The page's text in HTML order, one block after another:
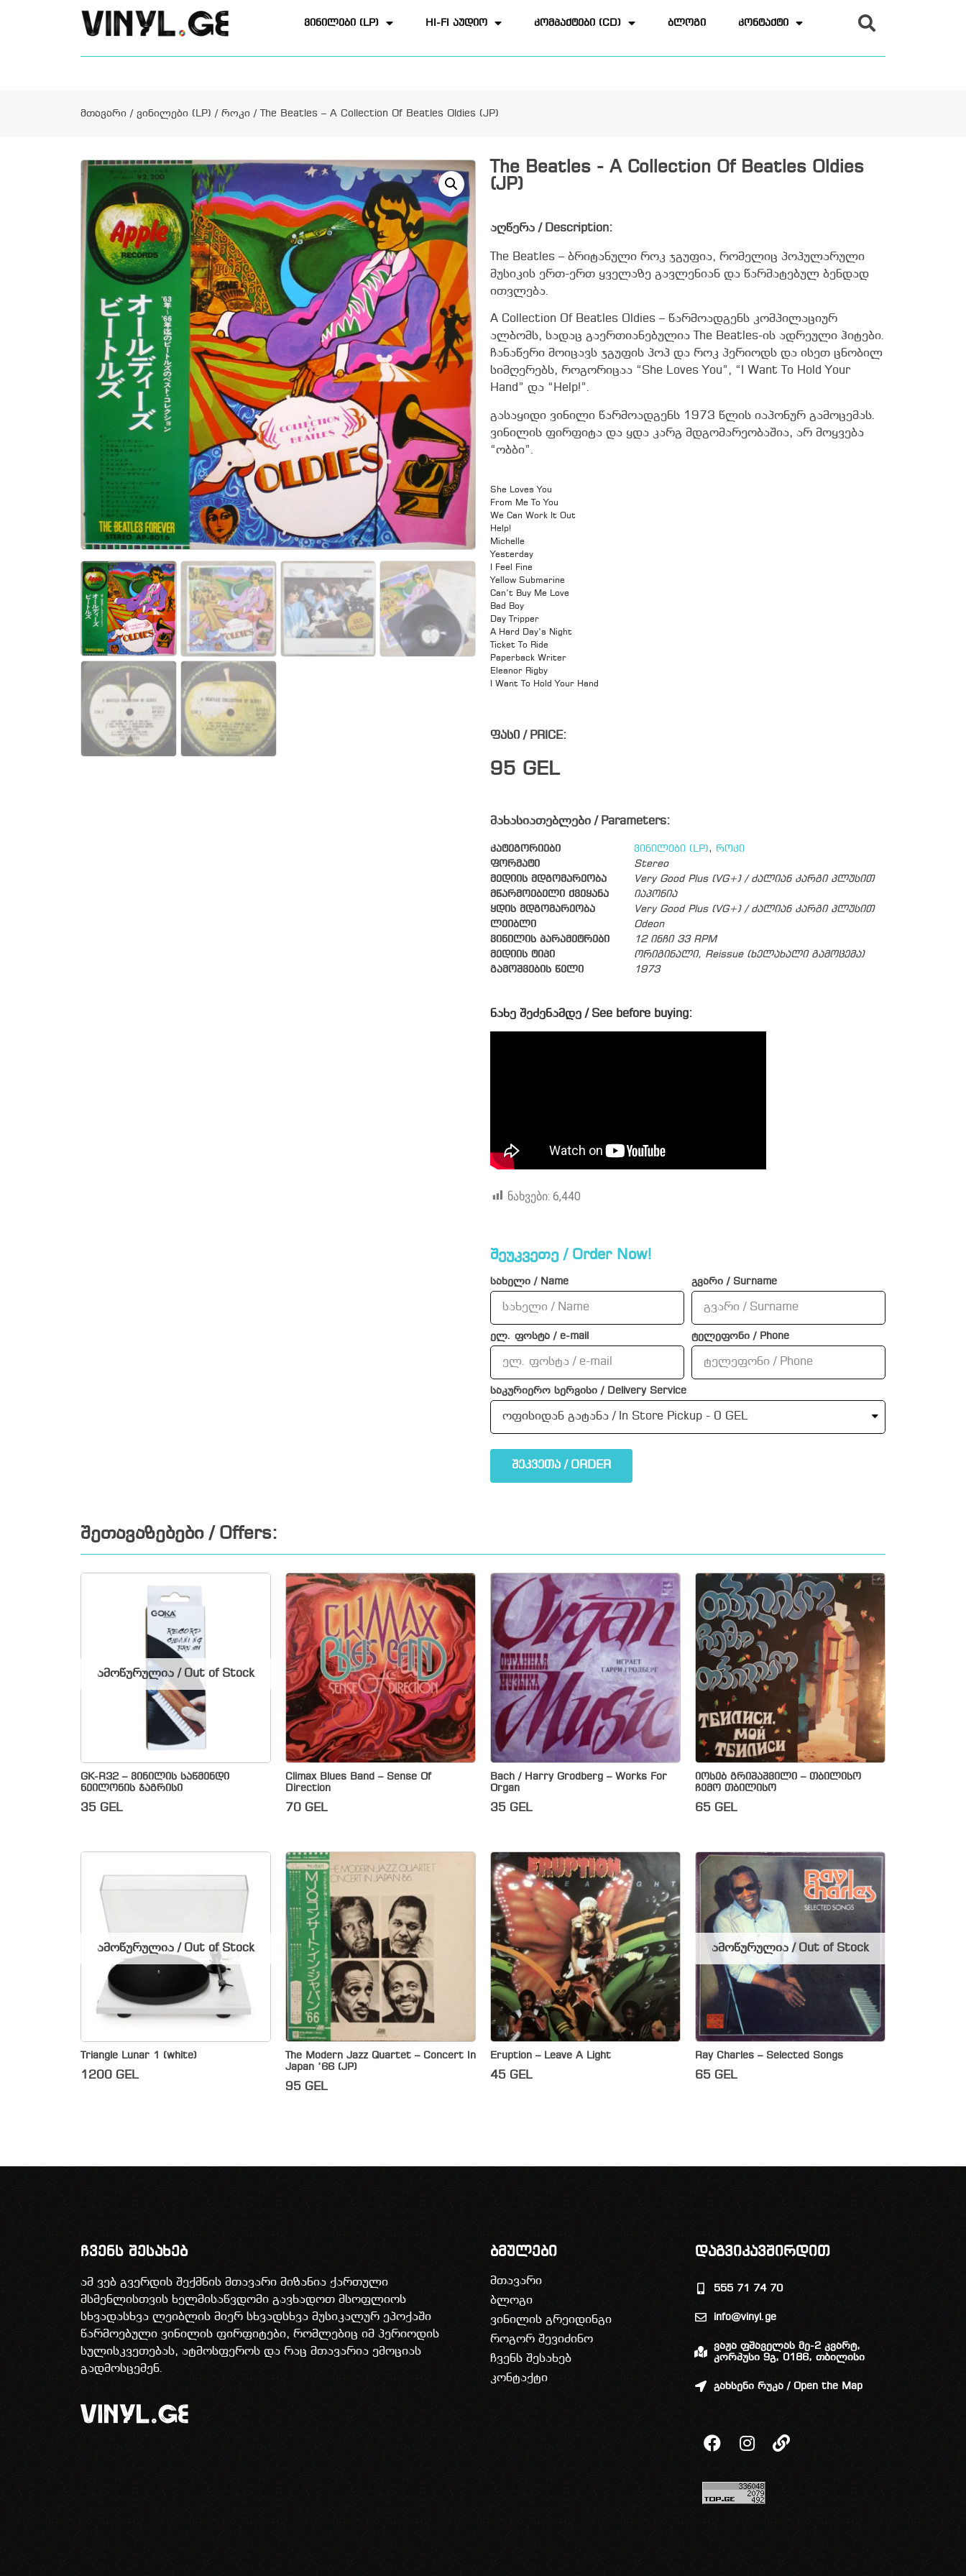
ვინილები (LP) HI-FI აუდიო კომპაქტები (CD) ბლოგი კონტაქტი
მთავარი / ვინილები (LP) / როკი / The Beatles – A Collection Of Beatles Oldies (JP)
The Beatles - A Collection Of Beatles Oldies
(JP)
აღწერა / Description:
The Beatles – ბრიტანული როკ ჯგუფია, რომელიც პოპულარული
მუსიკის ერთ-ერთ ყველაზე გავლენიან და წარმატებულ ბენდად
ითვლება.
A Collection Of Beatles Oldies – წარმოადგენს კომპილაციურ
ალბომს, სადაც გაერთიანებულია The Beatles-ის ადრეული ჰიტები.
ჩანაწერი მოიცავს ჯგუფის პოპ და როკ პერიოდს და ისეთ ცნობილ
სიმღერებს, როგორიცაა “She Loves You”, “I Want To Hold Your
Hand” და “Help!”.
გასაყიდი ვინილი წარმოადგენს 1973 წლის იაპონურ გამოცემას.
ვინილის ფირფიტა და ყდა კარგ მდგომარეობაშია, არ მოყვება
“ობბი”.
She Loves You
From Me To You
We Can Work It Out
Help!
Michelle
Yesterday
I Feel Fine
Yellow Submarine
Can’t Buy Me Love
Bad Boy
Day Tripper
A Hard Day’s Night
Ticket To Ride
Paperback Writer
Eleanor Rigby
I Want To Hold Your Hand
ფასი / PRICE:
95 GEL
მახასიათებლები / Parameters:
კატეგორიები ვინილები (LP), როკი
ფორმატი
Stereo
მედიის მდგომარეობა
Very Good Plus (VG+) / ძალიან კარგი პლუსით
მწარმოებელი ქვეყანა
იაპონია
ყდის მდგომარეობა
Very Good Plus (VG+) / ძალიან კარგი პლუსით
ლეიბლი
Odeon
ვინილის პარამეტრები
12 ინჩი 33 RPM
მედიის ტიპი
ორიგინალი, Reissue (ხელახალი გამოცემა)
გამოშვების წელი
1973
ნახე შეძენამდე / See before buying:
ნახვები: 6,440
შეუკვეთე / Order Now!
სახელი / Name გვარი / Surname
ელ. ფოსტა / e-mail ტელეფონი / Phone
საკურიერო სერვისი / Delivery Service
შეკვეთა / ORDER
შეთავაზებები / Offers:
GK-R32 – ვინილის საწმენდი
ნეილონის ჯაგრისი
35 GEL
ამოწურულია / Out of Stock
Climax Blues Band – Sense Of
Direction
70 GEL
Bach / Harry Grodberg – Works For
Organ
35 GEL
იოსებ გრიშაშვილი – თბილისო
ჩემო თბილისო
65 GEL
Triangle Lunar 1 (white)
1200 GEL
ამოწურულია / Out of Stock
The Modern Jazz Quartet – Concert In
Japan ’66 (JP)
95 GEL
Eruption – Leave A Light
45 GEL
Ray Charles – Selected Songs
65 GEL
ამოწურულია / Out of Stock
ჩვენს შესახებ
ამ ვებ გვერდის შექმნის მთავარი მიზანია ქართული
მსმენლისთვის ხელმისაწვდომი გავხადოთ მსოფლიოს
სხვადასხვა ლეიბლის მიერ სხვადსხვა მუსიკალურ ეპოქაში
წარმოებული ვინილის ფირფიტები, რომლებიც იმ პერიოდის
სულისკვეთებას, ატმოსფეროს და რაც მთავარია ემოციას
გადმოსცემენ.
ბმულები
მთავარი
ბლოგი
ვინილის გრეიდინგი
როგორ შევიძინო
ჩვენს შესახებ
კონტაქტი
დაგვიკავშირდით
555 71 74 70
info@vinyl.ge
ვაჟა ფშაველას მე-2 კვარტ,
კორპუსი 9გ, 0186, თბილისი
გახსენი რუკა / Open the Map